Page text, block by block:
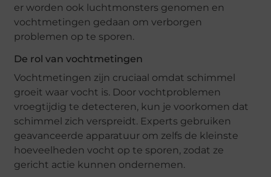
er worden ook luchtmonsters genomen en
vochtmetingen gedaan om verborgen
problemen op te sporen.
De rol van vochtmetingen
Vochtmetingen zijn cruciaal omdat schimmel
groeit waar vocht is. Door vochtproblemen
vroegtijdig te detecteren, kun je voorkomen dat
schimmel zich verspreidt. Experts gebruiken
geavanceerde apparatuur om zelfs de kleinste
hoeveelheden vocht op te sporen, zodat ze
gericht actie kunnen ondernemen.